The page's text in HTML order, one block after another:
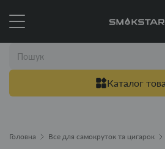
Каталог
Головна Все для самокруток та цигарок